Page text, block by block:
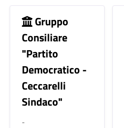
Gruppo
Consiliare
"Partito
Democratico -
Ceccarelli
Sindaco"
-